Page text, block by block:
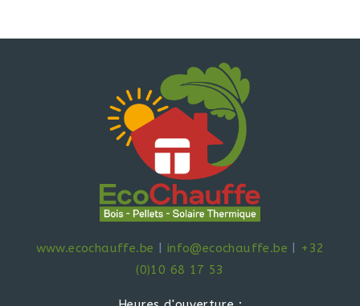
www.ecochauffe.be info@ecochauffe.be
+32
(0)10 68 17 53